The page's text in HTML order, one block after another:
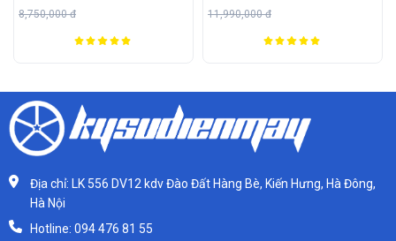
8,750,000 đ 11,990,000 đ
Địa chỉ: LK 556 DV12 kdv Đào Đất Hàng Bè, Kiến Hưng, Hà Đông,
Hà Nội
Hotline: 094 476 81 55